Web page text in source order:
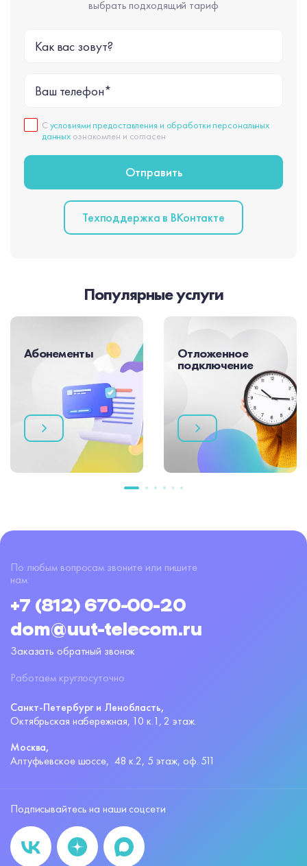
выбрать подходящий тариф
Как вас зовут?
Ваш телефон*
Сусловиями предоставления и обработки персональных
данных ознакомлен и согласен
Техподдержка в BКонтакте
Популярные услуги
Абонементы Отложенное
подключение
По любым вопросам звоните или пишите
нам:
+7 (812) 670-00-20
dom@uut-telecom.ru
Заказать обратный звонок
Работаем круглосуточно
Санкт-Петербург и Ленобласть,
Октябрьская набережная, 10 к.1, 2 этаж.
Москва,
Алтуфьевское шоссе, 48 к.2, 5 этаж, оф. 511
Подписывайтесь на наши соцсети